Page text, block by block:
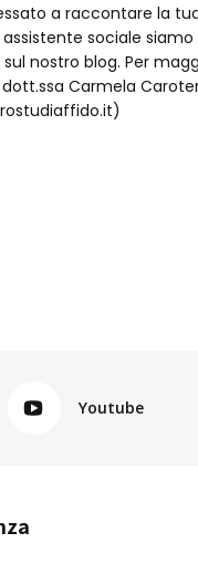
a raccontare la
assistente sociale
nostro blog. Per
Carmela
Youtube